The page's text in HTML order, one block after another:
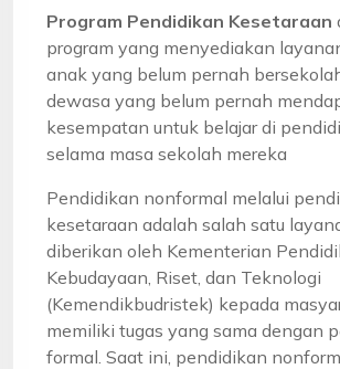
Program Pendidikan Kesetaraan
program yang menyediakan
anak yang belum pernah
dewasa yang belum pernah
kesempatan untuk belajar di
selama masa sekolah mereka
Pendidikan nonformal melalui
kesetaraan adalah salah satu
diberikan oleh Kementerian
Kebudayaan, Riset, dan Teknologi
(Kemendikbudristek) kepada
memiliki tugas yang sama dengan
formal. Saat ini, pendidikan